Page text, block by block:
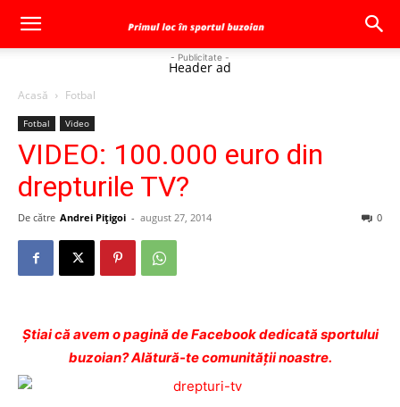
- Publicitate -
Header ad
Acasă Fotbal
Fotbal Video
VIDEO: 100.000 euro din
drepturile TV?
De către Andrei Pițigoi - august 27, 2014 0
Ştiai că avem o pagină de Facebook dedicată sportului
buzoian? Alătură-te comunității noastre.